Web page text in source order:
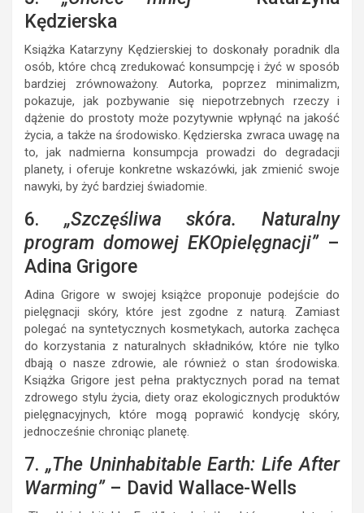
Kędzierska
Książka Katarzyny Kędzierskiej to doskonały poradnik dla
osób, które chcą zredukować konsumpcję i żyć w sposób
bardziej zrównoważony. Autorka, poprzez minimalizm,
pokazuje, jak pozbywanie się niepotrzebnych rzeczy i
dążenie do prostoty może pozytywnie wpłynąć na jakość
życia, a także na środowisko. Kędzierska zwraca uwagę na
to, jak nadmierna konsumpcja prowadzi do degradacji
planety, i oferuje konkretne wskazówki, jak zmienić swoje
nawyki, by żyć bardziej świadomie.
6. „Szczęśliwa skóra. Naturalny
program domowej EKOpielęgnacji”–
Adina Grigore
Adina Grigore w swojej książce proponuje podejście do
pielęgnacji skóry, które jest zgodne z naturą. Zamiast
polegać na syntetycznych kosmetykach, autorka zachęca
do korzystania z naturalnych składników, które nie tylko
dbają o nasze zdrowie, ale również o stan środowiska.
Książka Grigore jest pełna praktycznych porad na temat
zdrowego stylu życia, diety oraz ekologicznych produktów
pielęgnacyjnych, które mogą poprawić kondycję skóry,
jednocześnie chroniąc planetę.
7. „The Uninhabitable Earth: Life After
Warming”– David Wallace-Wells